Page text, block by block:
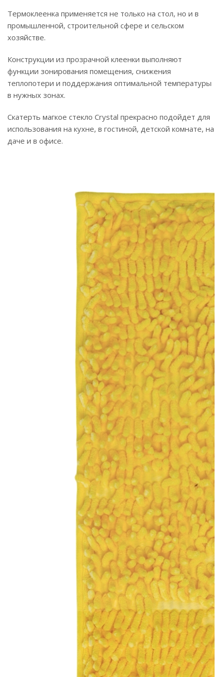
Термоклеенка применяется не только на стол, но и в
промышленной, строительной сфере и сельском
хозяйстве.
Конструкции из прозрачной клеенки выполняют
функции зонирования помещения, снижения
теплопотери и поддержания оптимальной температуры
в нужных зонах.
Скатерть магкое стекло Crystal прекрасно подойдет для
использования на кухне, в гостиной, детской комнате, на
даче и в офисе.